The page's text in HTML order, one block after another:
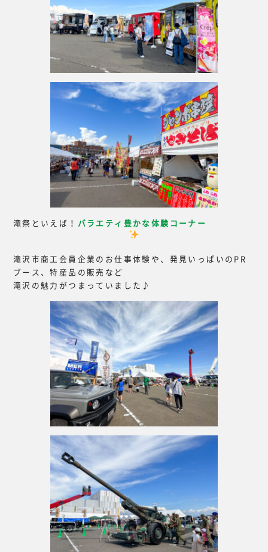
滝祭といえば！ バラエティ豊かな体験コーナー
滝沢市商工会員企業のお仕事体験や、発見いっぱいのPR
ブース、特産品の販売など
滝沢の魅力がつまっていました♪